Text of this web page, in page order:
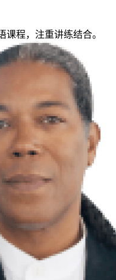
课程，注重讲练结合。